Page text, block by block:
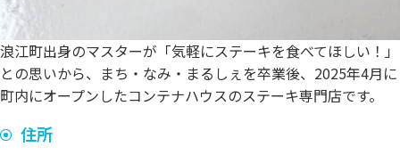
浪江町出身のマスターが「気軽にステーキを食べてほしい！」
との思いから、まち・なみ・まるしぇを卒業後、2025年4月に
町内にオープンしたコンテナハウスのステーキ専門店です。
住所